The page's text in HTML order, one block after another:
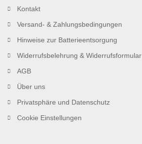
Kontakt
Versand- & Zahlungsbedingungen
Hinweise zur Batterieentsorgung
Widerrufsbelehrung & Widerrufsformular
AGB
Über uns
Privatsphäre und Datenschutz
Cookie Einstellungen